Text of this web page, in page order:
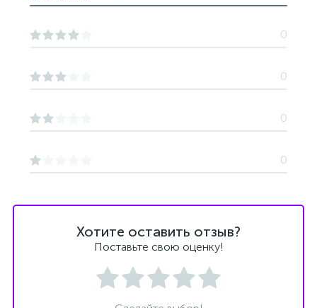
Хотите оставить отзыв?
Поставьте свою оценку!
0
0
0
0